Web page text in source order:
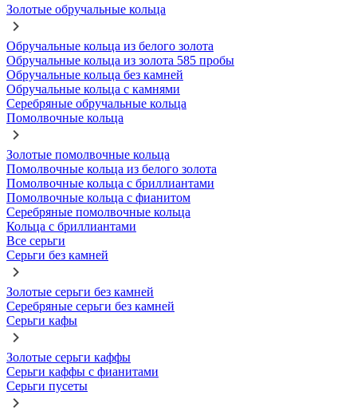
Золотые обручальные кольца
Обручальные кольца из белого золота
Обручальные кольца из золота 585 пробы
Обручальные кольца без камней
Обручальные кольца с камнями
Серебряные обручальные кольца
Помолвочные кольца
Золотые помолвочные кольца
Помолвочные кольца из белого золота
Помолвочные кольца с бриллиантами
Помолвочные кольца с фианитом
Серебряные помолвочные кольца
Кольца с бриллиантами
Все серьги
Серьги без камней
Золотые серьги без камней
Серебряные серьги без камней
Серьги кафы
Золотые серьги каффы
Серьги каффы с фианитами
Серьги пусеты